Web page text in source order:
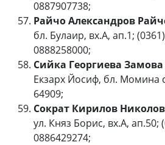
0887907738;
Райчо Александров
бл. Булаир, вх.А, ап.1;
0888258000;
Сийка Георгиева Замова
Екзарх Йосиф, бл. Момина
64909;
Сократ Кирилов Николов
ул. Княз Борис, вх.А, ап.50;
0886429274;